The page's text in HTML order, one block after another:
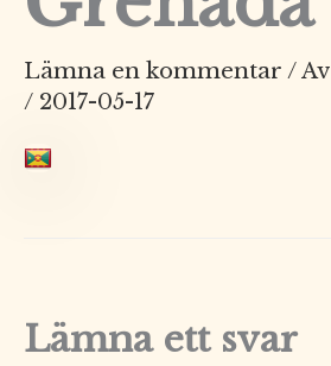
Lämna en kommentar / Av
/ 2017-05-17
Lämna ett svar